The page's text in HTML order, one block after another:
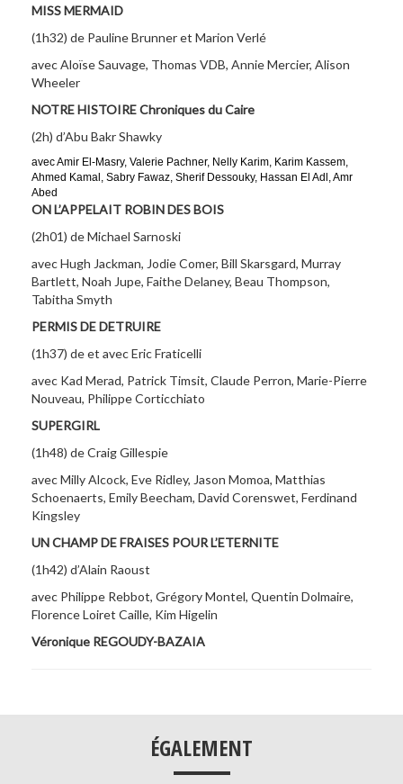
MISS MERMAID
(1h32) de Pauline Brunner et Marion Verlé
avec Aloïse Sauvage, Thomas VDB, Annie Mercier, Alison
Wheeler
NOTRE HISTOIRE Chroniques du Caire
(2h) d’Abu Bakr Shawky
avec Amir El-Masry, Valerie Pachner, Nelly Karim, Karim Kassem,
Ahmed Kamal, Sabry Fawaz, Sherif Dessouky, Hassan El Adl, Amr
Abed
ON L’APPELAIT ROBIN DES BOIS
(2h01) de Michael Sarnoski
avec Hugh Jackman, Jodie Comer, Bill Skarsgard, Murray
Bartlett, Noah Jupe, Faithe Delaney, Beau Thompson,
Tabitha Smyth
PERMIS DE DETRUIRE
(1h37) de et avec Eric Fraticelli
avec Kad Merad, Patrick Timsit, Claude Perron, Marie-Pierre
Nouveau, Philippe Corticchiato
SUPERGIRL
(1h48) de Craig Gillespie
avec Milly Alcock, Eve Ridley, Jason Momoa, Matthias
Schoenaerts, Emily Beecham, David Corenswet, Ferdinand
Kingsley
UN CHAMP DE FRAISES POUR L’ETERNITE
(1h42) d’Alain Raoust
avec Philippe Rebbot, Grégory Montel, Quentin Dolmaire,
Florence Loiret Caille, Kim Higelin
Véronique REGOUDY-BAZAIA
ÉGALEMENT
___